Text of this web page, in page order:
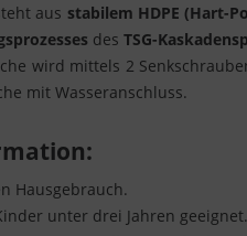
aus stabilem HDPE (Hart-
des TSG-
wird mittels 2
mit Wasseranschluss.
Hausgebrauch.
unter drei Jahren geeignet.